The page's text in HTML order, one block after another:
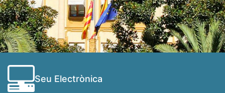
Seu Electrònica